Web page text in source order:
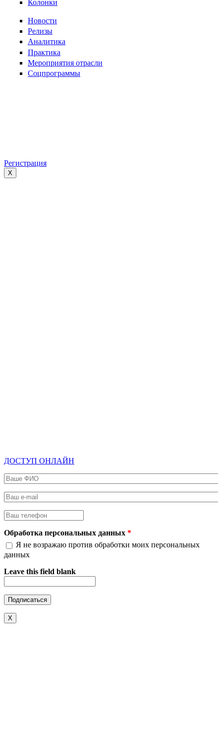
Колонки
Новости
Релизы
Аналитика
Практика
Мероприятия отрасли
Соцпрограммы
Регистрация
X
ДОСТУП ОНЛАЙН
Ваше ФИО
Ваш e-mail
Ваш телефон
Обработка персональных данных *
Я не возражаю против обработки моих персональных
данных
Leave this field blank
X